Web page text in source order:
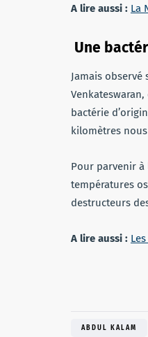
A lire aussi : La
Une
Jamais
bactérie
kilomètres nous
Pour parvenir à
températures
destructeurs
A lire aussi :
ABDUL KALAM